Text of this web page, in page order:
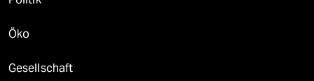
Öko
Gesellschaft